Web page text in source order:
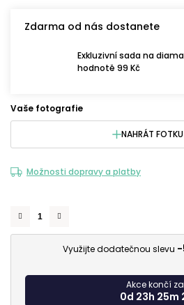
Zdarma od nás dostanete
Exkluzivní sada na
hodnotě 99 Kč
Vaše fotografie
NAHRÁT
Možnosti dopravy a platby
Využijte dodatečnou slevu -
Akce končí
0d 23h 25m